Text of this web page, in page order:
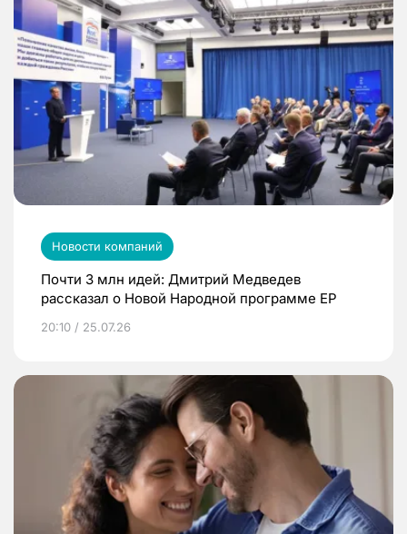
Новости компаний
Почти 3 млн идей: Дмитрий Медведев
рассказал о Новой Народной программе ЕР
20:10 / 25.07.26